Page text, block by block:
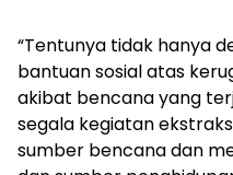
“Tentunya tidak hanya
bantuan sosial atas
akibat bencana yang
segala kegiatan
sumber bencana dan